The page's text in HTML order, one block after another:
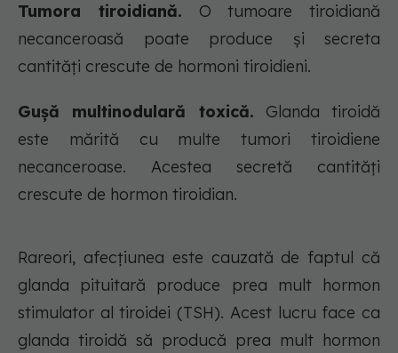
Tumora tiroidiană. O tumoare tiroidiană
necanceroasă poate produce și secreta
cantități crescute de hormoni tiroidieni.
Gușă multinodulară toxică. Glanda tiroidă
este mărită cu multe tumori tiroidiene
necanceroase. Acestea secretă cantități
crescute de hormon tiroidian.
Rareori, afecțiunea este cauzată de faptul că
glanda pituitară produce prea mult hormon
stimulator al tiroidei (TSH). Acest lucru face ca
glanda tiroidă să producă prea mult hormon